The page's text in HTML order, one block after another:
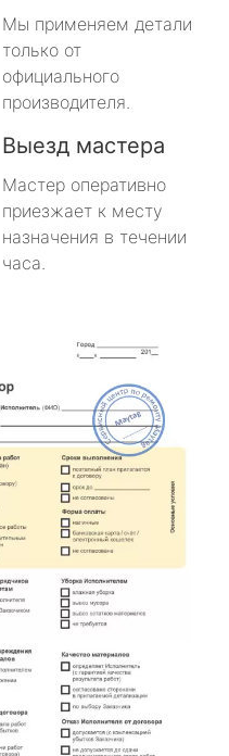
Мы применяем детали
только от
официального
производителя.
Выезд мастера
Мастер оперативно
приезжает к месту
назначения в течении
часа.